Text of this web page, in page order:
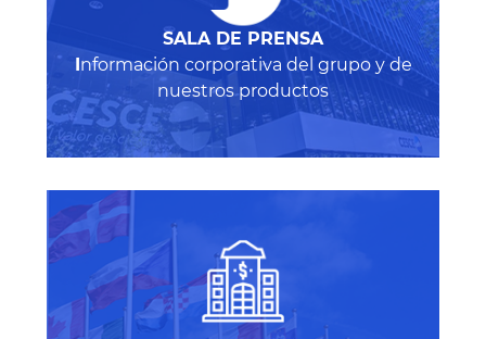
SALA DE PRENSA
nformación corporativa del grupo y de
nuestros productos